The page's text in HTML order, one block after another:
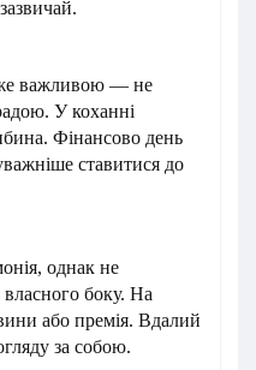
важливою — не
У коханні
Фінансово день
ставитися до
однак не
власного боку. На
або премія. Вдалий
за собою.